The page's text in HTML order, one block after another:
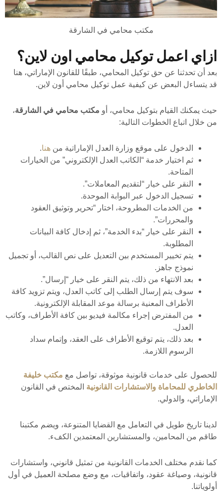
مكتب محامي في الشارقة
ازاي اعمل توكيل محامي اون لاين؟
بعد أن تحدثنا عن حق توكيل المحامي، طبقًا للقانون الإماراتي، هنا
قد يتساءل البعض عن كيفية عمل توكيل محامي أون لاين.
حيث يمكنك القيام بتوكيل محامي، أو مكتب محامي في الشارقة،
من خلال اتباع الخطوات التالية:
الدخول على موقع وزارة العدل الإماراتية من هنا.
ثم اختيار خدمة “الكاتب العدل الإلكتروني” من الخيارات
المتاحة.
النقر على خيار “لتقديم المعاملات”.
تسجيل الدخول عبر البوابة الموحدة.
من الخدمات المطروحة، اختار “تحرير وتوثيق العقود
والمحررات”.
النقر على خيار “بدء الخدمة”، ثم إدخال كافة البيانات
المطلوبة.
يتم تخيير المستخدم بين التعديل على نص القالب، أو تجميل
نموذج جاهز.
بعد الانتهاء من ذلك، يتم النقر على خيار “إرسال”.
سوف يتم إرسال الطلب إلى كاتب العدل، ويتم تزويد كافة
الأطراف المعنية برسالة موعد المقابلة الإلكترونية.
من المفترض إجراء مكالمة فيديو بين كافة الأطراف، وكاتب
العدل.
بعد ذلك، يتم توقيع الأطراف على العقد، وإتمام سداد
الرسوم اللازمة.
للحصول على خدمات قانونية موثوقة، تواصل مع مكتب خليفة
الخاطري للمحاماة والاستشارات القانونية المختص في القانون
الإماراتي، والدولي.
لدينا تاريخ طويل في التعامل مع القضايا المتنوعة، ويضم مكتبنا
طاقم من المحامين، والمستشارين المعتمدين الكفء.
كما نقدم مختلف الخدمات القانونية من تمثيل قانوني، واستشارات
قانونية، وصياغة عقود، واتفاقيات، مع وضع مصلحة العميل في أول
أولوياتنا.